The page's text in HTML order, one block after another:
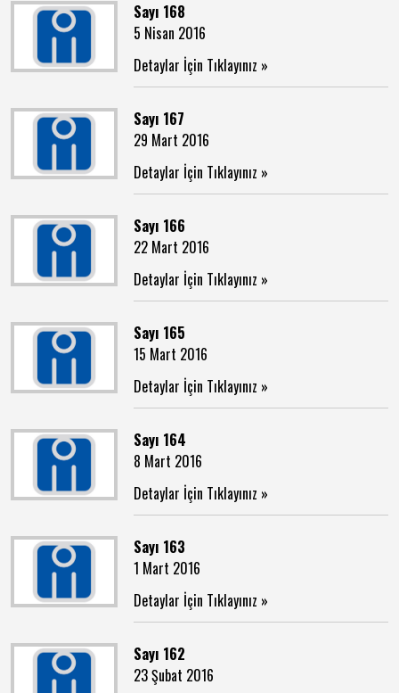
Sayı 168
5 Nisan 2016
Detaylar İçin Tıklayınız »
Sayı 167
29 Mart 2016
Detaylar İçin Tıklayınız »
Sayı 166
22 Mart 2016
Detaylar İçin Tıklayınız »
Sayı 165
15 Mart 2016
Detaylar İçin Tıklayınız »
Sayı 164
8 Mart 2016
Detaylar İçin Tıklayınız »
Sayı 163
1 Mart 2016
Detaylar İçin Tıklayınız »
Sayı 162
23 Şubat 2016